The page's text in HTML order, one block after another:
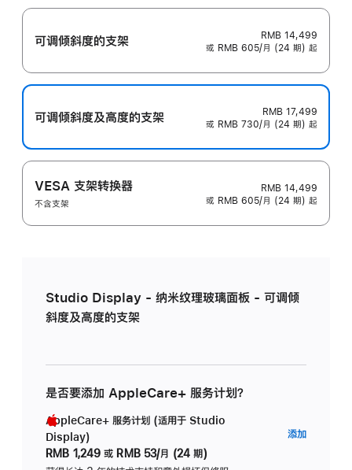
可调倾斜度的支架
RMB 14,499
或 RMB 605/月 (24 期) 起
可调倾斜度及高‍度的支‍架
RMB 17,499
或 RMB 730/月 (24 期) 起
VESA 支架转换器
不含支架
RMB 14,499
或 RMB 605/月 (24 期) 起
Studio Display - 纳米纹理玻璃面板 - 可调倾
斜度及高度的支架
是否要添加 AppleCare+ 服务计划？
AppleCare+ 服务计划 (适用于 Studio
Display)
RMB 1,249 或 RMB 53/月 (24 期)
添加